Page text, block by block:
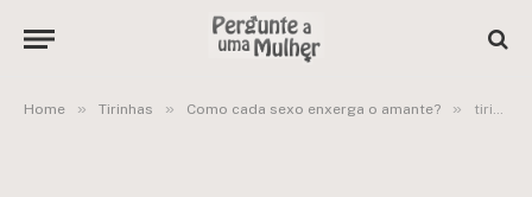
Home » Tirinhas » Como cada sexo enxerga o amante? » tirinha-Pergunte-a-uma-Mulher_cabeca-de-amante